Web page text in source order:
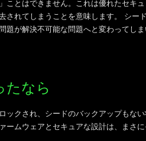
ことはできません。これは優れたセキ
されてしまうことを意味します。 シー
題が解決不可能な問題へと変わってし
たなら
ックされ、シードのバックアップもな
ームウェアとセキュアな設計は、まさ